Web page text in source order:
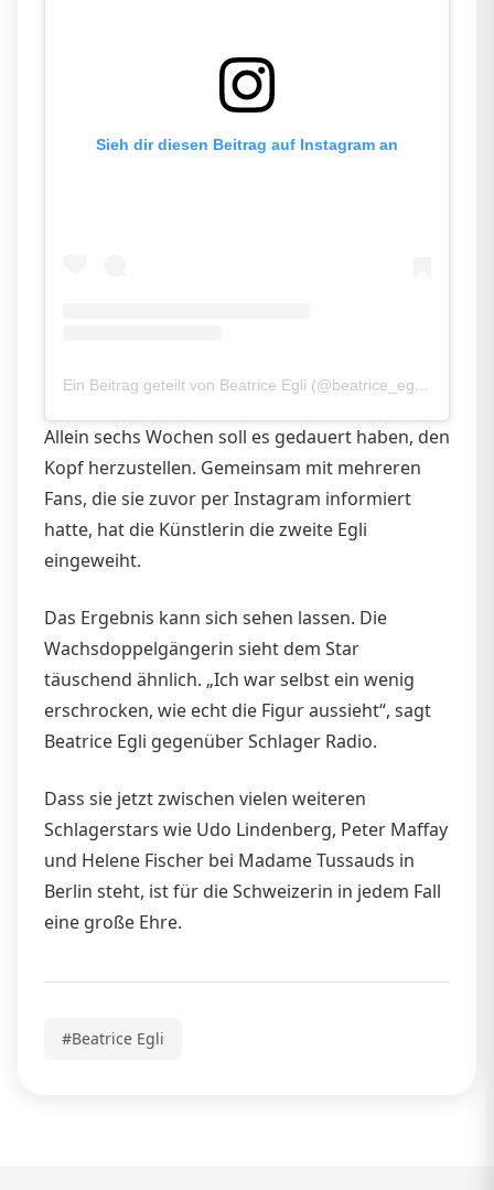
Sieh dir diesen Beitrag auf Instagram an
Ein Beitrag geteilt von Beatrice Egli (@beatrice_egli_offiziell)
Allein sechs Wochen soll es gedauert haben, den
Kopf herzustellen. Gemeinsam mit mehreren
Fans, die sie zuvor per Instagram informiert
hatte, hat die Künstlerin die zweite Egli
eingeweiht.
Das Ergebnis kann sich sehen lassen. Die
Wachsdoppelgängerin sieht dem Star
täuschend ähnlich. „Ich war selbst ein wenig
erschrocken, wie echt die Figur aussieht“, sagt
Beatrice Egli gegenüber Schlager Radio.
Dass sie jetzt zwischen vielen weiteren
Schlagerstars wie Udo Lindenberg, Peter Maffay
und Helene Fischer bei Madame Tussauds in
Berlin steht, ist für die Schweizerin in jedem Fall
eine große Ehre.
#Beatrice Egli